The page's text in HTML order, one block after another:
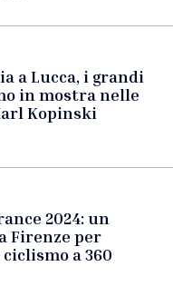
a Lucca, i grandi
in mostra nelle
Kopinski
2024: un
Firenze per
a 360